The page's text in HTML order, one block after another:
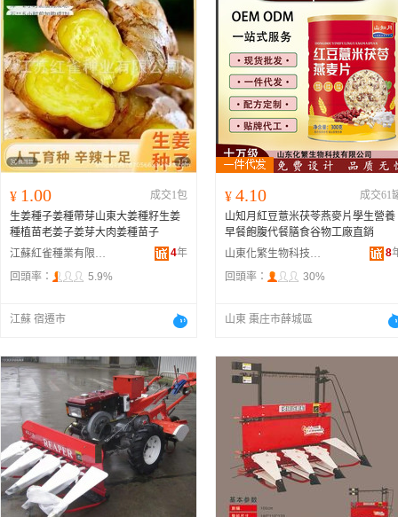
¥ 1.00
成交1包
生姜種子姜種帶芽山東大姜種籽生姜
種植苗老姜子姜芽大肉姜種苗子
江蘇紅雀種業有限公司
4年
回頭率：
5.9%
江蘇 宿遷市
¥ 4.10
成交61
山知月紅豆薏米茯苓燕麥片學生營養
早餐飽腹代餐膳食谷物工廠直銷
山東化繁生物科技有限公司
8
回頭率：
30%
山東 棗庄市薛城區